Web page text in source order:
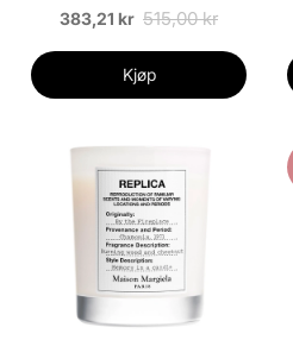
383,21 kr 515,00 kr
Kjøp